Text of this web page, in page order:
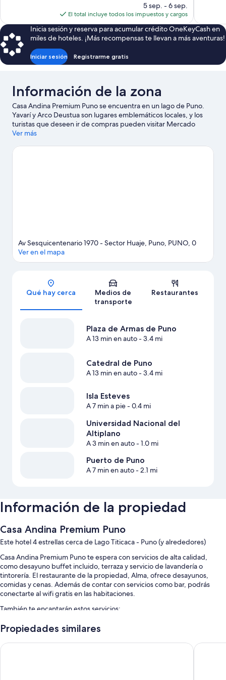
precio
actual
es
de
$158
5 sep. - 6 sep.
El total incluye todos los impuestos y cargos
Inicia sesión y reserva para acumular crédito OneKeyCash en
miles de hoteles. ¡Más recompensas te llevan a más aventuras!
Iniciar sesión Registrarme gratis
Información de la zona
Casa Andina Premium Puno se encuentra en un lago de Puno.
Yavarí y Arco Deustua son lugares emblemáticos locales, y los
turistas que deseen ir de compras pueden visitar Mercado
Bellavista y Mercado central de Puno. ¿Quieres asistir a un
calendario de Estadio Enrique Torres Belón o Estadio Yanamayo.
Ver más
Sección del mapa
Av Sesquicentenario 1970 - Sector Huaje, Puno, PUNO, 0
Ver en el mapa
Qué hay cerca
Medios de
transporte
Restaurantes
Plaza de Armas de Puno
A 13 min en auto- 3.4 mi
Catedral de Puno
A 13 min en auto- 3.4 mi
Isla Esteves
A 7 min a pie- 0.4 mi
Universidad Nacional del
Altiplano
A 3 min en auto- 1.0 mi
Puerto de Puno
A 7 min en auto- 2.1 mi
Información de la propiedad
Casa Andina Premium Puno
Este hotel 4 estrellas cerca de Lago Titicaca - Puno (y alrededores)
Casa Andina Premium Puno te espera con servicios de alta calidad,
como desayuno buffet incluido, terraza y servicio de lavandería o
tintorería. El restaurante de la propiedad, Alma, ofrece desayunos,
comidas y cenas. Además de contar con servicios como bar, podrás
conectarte al wifi gratis en las habitaciones.
También te encantarán estos servicios:
Estacionamiento gratis
servicios bancarios y no se permite fumar en la propiedad
Propiedades similares
Sonesta Posadas del Inca Lake Titicaca - Puno Tierra